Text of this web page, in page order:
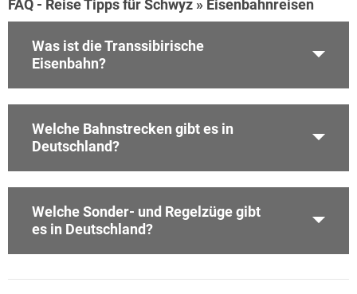
FAQ - Reise Tipps für Schwyz » Eisenbahnreisen
Was ist die Transsibirische
Eisenbahn?
Welche Bahnstrecken gibt es in
Deutschland?
Welche Sonder- und Regelzüge gibt
es in Deutschland?